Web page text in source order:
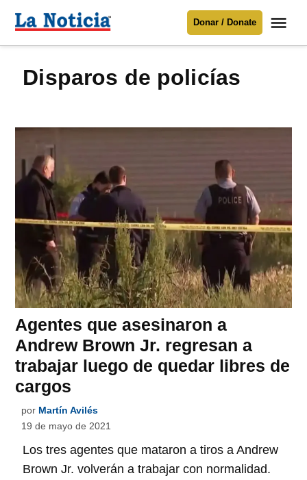
Para mantenerte informado necesitamostu apoyo
contenido
Noticia
Donar / Donate
disparos de policías
Agentes que asesinaron a
Andrew Brown Jr. regresan a
trabajar luego de quedar libres de
cargos
por Martín Avilés
19 de mayo de 2021
Los tres agentes que mataron a tiros a Andrew
Brown Jr. volverán a trabajar con normalidad.